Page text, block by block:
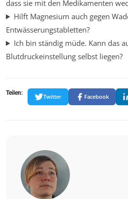
dass sie mit den Medikamenten
Hilft Magnesium auch gegen
Entwässerungstabletten?
Ich bin ständig müde. Kann das
Blutdruckeinstellung selbst liegen?
Teilen:
Twitter Facebook